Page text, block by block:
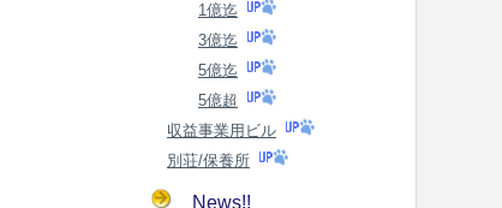
1億迄
3億迄
5億迄
5億超
収益事業用ビル
別荘/保養所
News!!